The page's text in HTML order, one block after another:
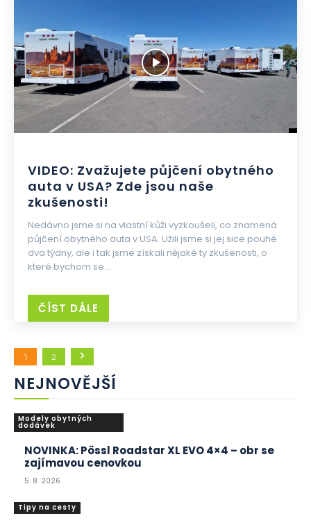
VIDEO: Zvažujete půjčení obytného
auta v USA? Zde jsou naše
zkušenosti!
Nedávno jsme si na vlastní kůži vyzkoušeli, co znamená
půjčení obytného auta v USA. Užili jsme si jej sice pouhé
dva týdny, ale i tak jsme získali nějaké ty zkušenosti, o
které bychom se...
ČÍST DÁLE
1 2
NEJNOVĚJŠÍ
Modely obytných
dodávek
NOVINKA: Pössl Roadstar XL EVO 4×4 – obr se
zajímavou cenovkou
5. 8. 2026
Tipy na cesty